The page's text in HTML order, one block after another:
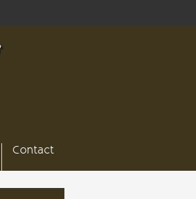
Contact